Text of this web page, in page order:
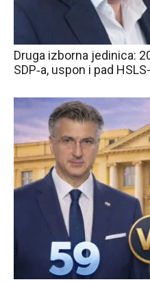
Druga izborna jedinica:
SDP‑a, uspon i pad